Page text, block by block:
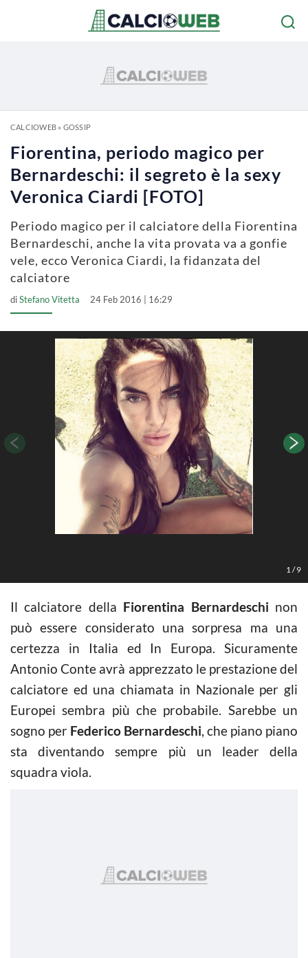
CALCIOWEB» GOSSIP
Fiorentina, periodo magico per
Bernardeschi: il segreto è la sexy
Veronica Ciardi [FOTO]
Periodo magico per il calciatore della Fiorentina
Bernardeschi, anche la vita provata va a gonfie
vele, ecco Veronica Ciardi, la fidanzata del
calciatore
diStefano Vitetta 24 Feb 2016 | 16:29
1 /9
Il calciatore della Fiorentina Bernardeschi non
può essere considerato una sorpresa ma una
certezza in Italia ed In Europa. Sicuramente
Antonio Conte avrà apprezzato le prestazione del
calciatore ed una chiamata in Nazionale per gli
Europei sembra più che probabile. Sarebbe un
sogno per Federico Bernardeschi, che piano piano
sta diventando sempre più un leader della
squadra viola.